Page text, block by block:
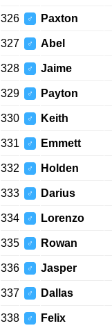
326 ♂ Paxton
327 ♂ Abel
328 ♂ Jaime
329 ♂ Payton
330 ♂ Keith
331 ♂ Emmett
332 ♂ Holden
333 ♂ Darius
334 ♂ Lorenzo
335 ♂ Rowan
336 ♂ Jasper
337 ♂ Dallas
338 ♂ Felix